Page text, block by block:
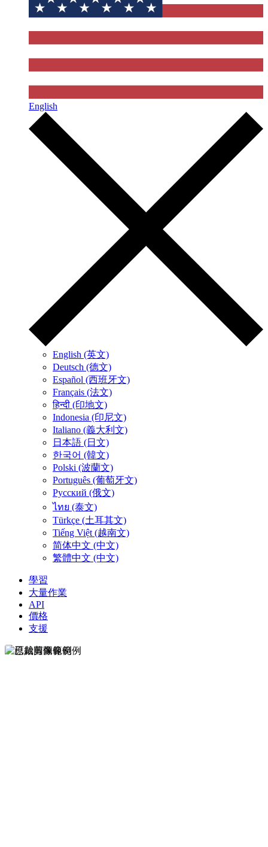
English
English (英文)
Deutsch (德文)
Español (西班牙文)
Français (法文)
हिन्दी (印地文)
Indonesia (印尼文)
Italiano (義大利文)
日本語 (日文)
한국어 (韓文)
Polski (波蘭文)
Português (葡萄牙文)
Русский (俄文)
ไทย (泰文)
Türkçe (土耳其文)
Tiếng Việt (越南文)
简体中文 (中文)
繁體中文 (中文)
學習
大量作業
API
價格
支援